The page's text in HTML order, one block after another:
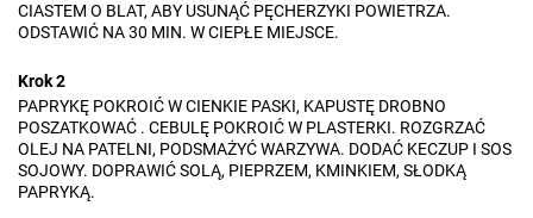
CIASTEM O BLAT, ABY USUNĄĆ PĘCHERZYKI POWIETRZA.
ODSTAWIĆ NA 30 MIN. W CIEPŁE MIEJSCE.
Krok 2
PAPRYKĘ POKROIĆ W CIENKIE PASKI, KAPUSTĘ DROBNO
POSZATKOWAĆ . CEBULĘ POKROIĆ W PLASTERKI. ROZGRZAĆ
OLEJ NA PATELNI, PODSMAŻYĆ WARZYWA. DODAĆ KECZUP I SOS
SOJOWY. DOPRAWIĆ SOLĄ, PIEPRZEM, KMINKIEM, SŁODKĄ
PAPRYKĄ.